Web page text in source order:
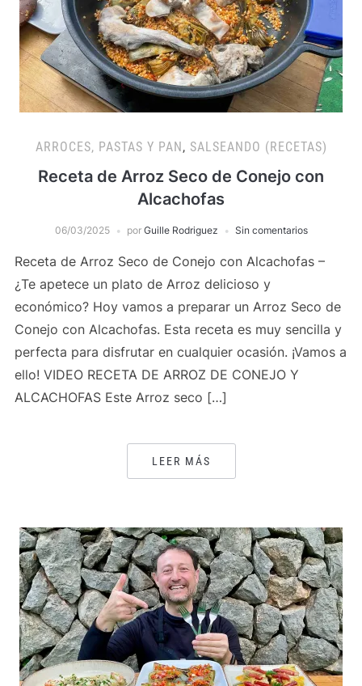
ARROCES, PASTAS Y PAN, SALSEANDO (RECETAS)
Receta de Arroz Seco de Conejo con
Alcachofas
06/03/2025 por Guille Rodriguez Sin comentarios
Receta de Arroz Seco de Conejo con Alcachofas –
¿Te apetece un plato de Arroz delicioso y
económico? Hoy vamos a preparar un Arroz Seco de
Conejo con Alcachofas. Esta receta es muy sencilla y
perfecta para disfrutar en cualquier ocasión. ¡Vamos a
ello! VIDEO RECETA DE ARROZ DE CONEJO Y
ALCACHOFAS Este Arroz seco […]
LEER MÁS